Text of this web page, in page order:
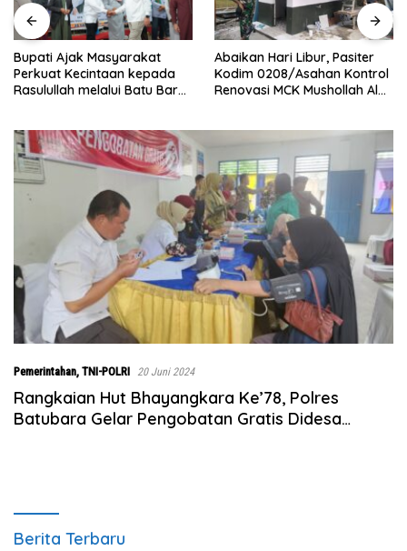
Abaikan Hari Libur, Pasiter
Kodim 0208/Asahan Kontrol
Renovasi MCK Mushollah Al
‎Baru Grand Opening,
Bingchun Tanjung Morawa
Langsung Punya 5 Franchise
Pemerintahan, TNI-POLRI 20 Juni 2024
Rangkaian Hut Bhayangkara Ke’78, Polres
Batubara Gelar Pengobatan Gratis Didesa
Berita Terbaru